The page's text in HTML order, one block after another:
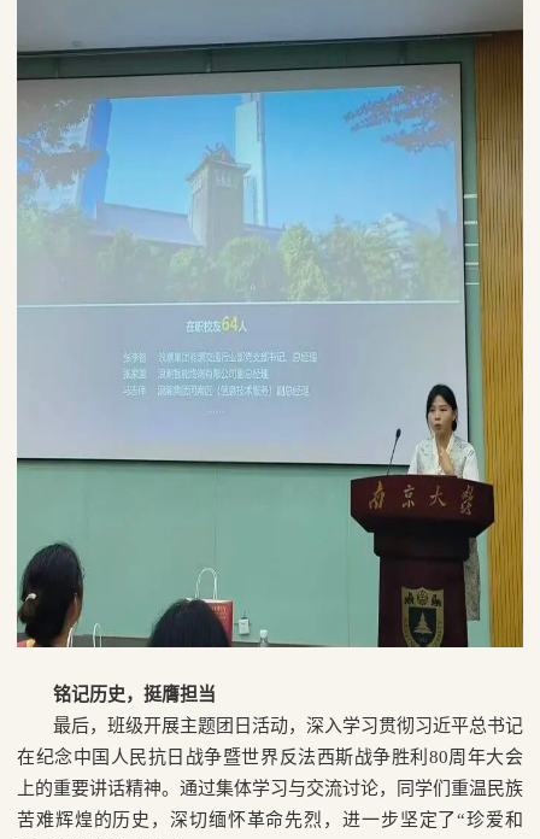
铭记历史，挺膺担当
最后，班级开展主题团日活动，深入学习贯彻习近平总书记
在纪念中国人民抗日战争暨世界反法西斯战争胜利 80周年大会
上的重要讲话精神。通过集体学习与交流讨论，同学们重温民族
苦难辉煌的历史，深切缅怀革命先烈，进一步坚定了“珍爱和